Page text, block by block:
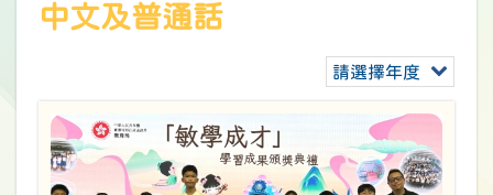
中文及普通話
請選擇年度